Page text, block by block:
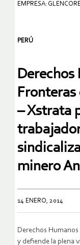
EMPRESA:
PERÚ
Derechos
– Xstrata
minero
14 ENERO, 2014
Derechos
y defiende la plena